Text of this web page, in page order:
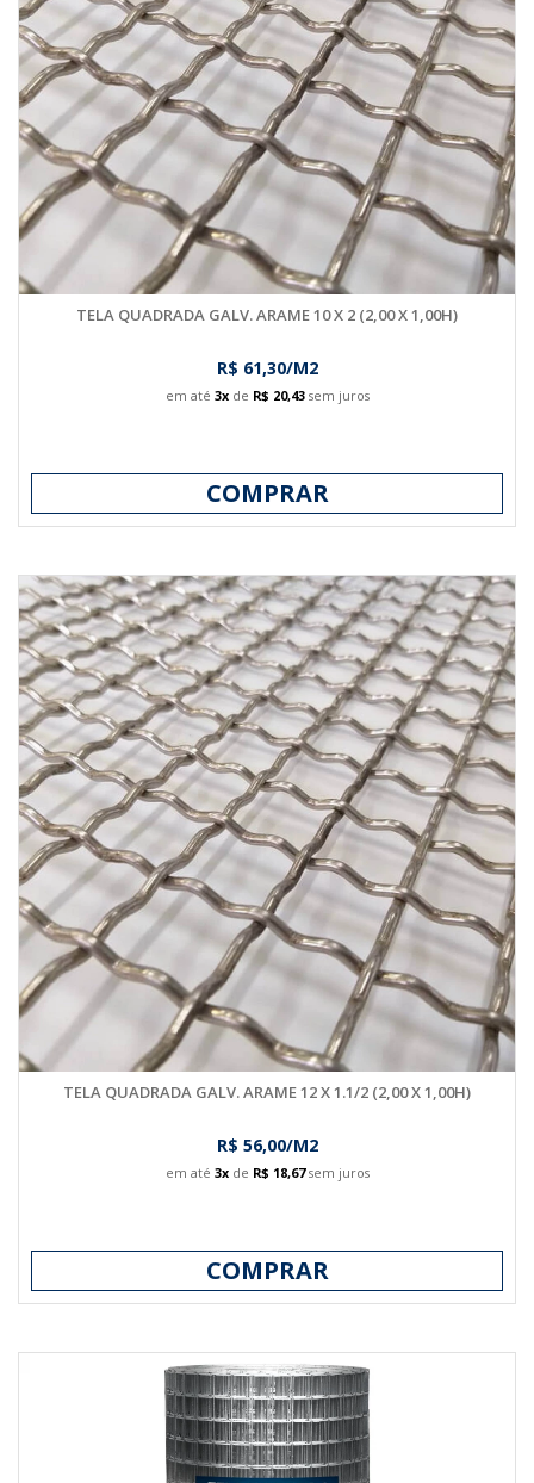
TELA QUADRADA GALV. ARAME 10 X 2 (2,00 X 1,00H)
R$ 61,30/M2
em até 3xde R$ 20,43sem juros
COMPRAR
TELA QUADRADA GALV. ARAME 12 X 1.1/2 (2,00 X 1,00H)
R$ 56,00/M2
em até 3xde R$ 18,67sem juros
COMPRAR